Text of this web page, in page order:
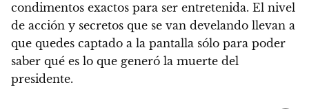
condimentos exactos para ser entretenida. El nivel
de acción y secretos que se van develando llevan a
que quedes captado a la pantalla sólo para poder
saber qué es lo que generó la muerte del
presidente.